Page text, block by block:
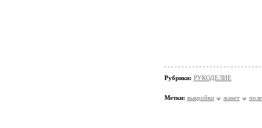
Рубрики: РУКОДЕЛИЕ
Метки: выкройки жакет